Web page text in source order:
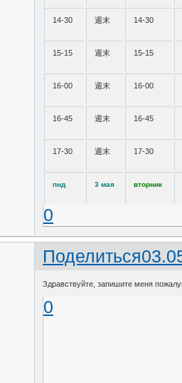
14-30 週末 14-30
15-15 週末 15-15
16-00 週末 16-00
16-45 週末 16-45
17-30 週末 17-30
пнд 3 мая вторник
0
Поделиться
Здравствуйте, запишите меня
0